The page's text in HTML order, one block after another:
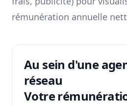
rémunération annuelle
Au sein d'une
réseau
Votre